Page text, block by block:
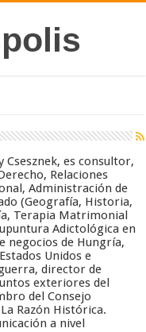
Csesznek, es consultor,
Relaciones
Administración de
(Geografía, Historia,
Terapia Matrimonial
Adictológica en
negocios de Hungría,
Unidos e
director de
exteriores del
del Consejo
Razón Histórica.
a nivel